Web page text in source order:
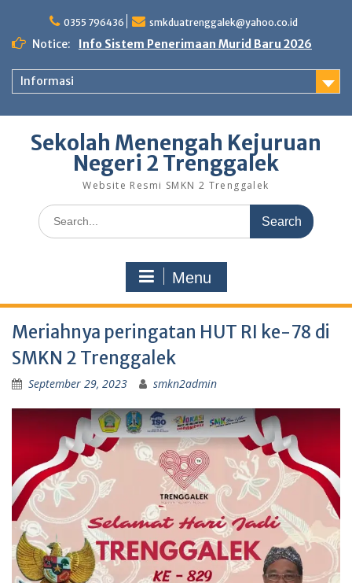
0355 796436 smkduatrenggalek@yahoo.co.id
Notice: Info Sistem Penerimaan Murid Baru 2026
Informasi
Sekolah Menengah Kejuruan
Negeri 2 Trenggalek
Website Resmi SMKN 2 Trenggalek
Menu
Meriahnya peringatan HUT RI ke-78 di
SMKN 2 Trenggalek
September 29, 2023 smkn2admin